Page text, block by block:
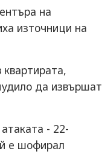
на
източници на
да извършат
- 22-
е шофирал